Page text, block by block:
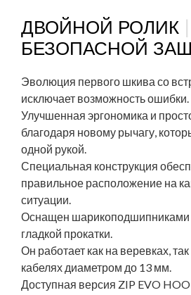
ДВОЙНОЙ РОЛИК |
БЕЗОПАСНОЙ
Эволюция первого шкива со
исключает возможность ошибки.
Улучшенная эргономика и
благодаря новому рычагу,
одной рукой.
Специальная конструкция
правильное расположение на
ситуации.
Оснащен шарикоподшипниками
гладкой прокатки.
Он работает как на веревках,
кабелях диаметром до 13 мм.
Доступная версия ZIP EVO